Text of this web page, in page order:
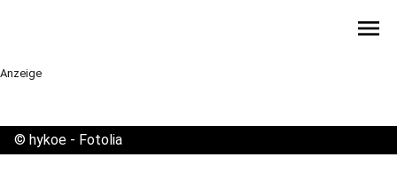
menu
Anzeige
© hykoe - Fotolia